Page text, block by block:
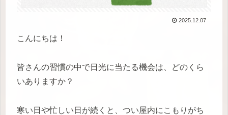
2025.12.07
こんにちは！
皆さんの習慣の中で日光に当たる機会は、どのくら
いありますか？
寒い日や忙しい日が続くと、つい屋内にこもりがち